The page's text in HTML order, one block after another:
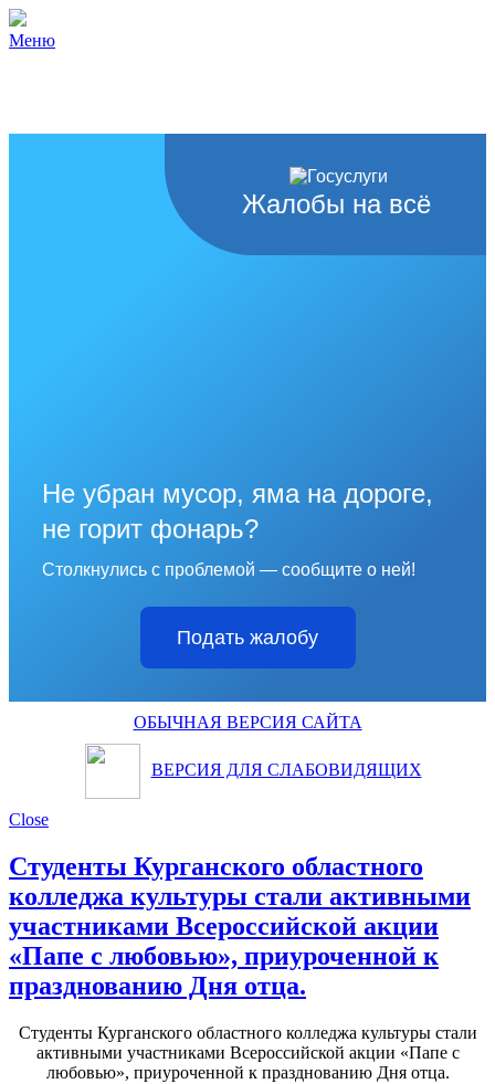
Меню
Жалобы на всё
Не убран мусор, яма на дороге,
не горит фонарь?
Столкнулись с проблемой — сообщите о ней!
Подать жалобу
ОБЫЧНАЯ ВЕРСИЯ САЙТА
ВЕРСИЯ ДЛЯ СЛАБОВИДЯЩИХ
Close
Студенты Курганского областного
колледжа культуры стали активными
участниками Всероссийской акции
«Папе с любовью», приуроченной к
празднованию Дня отца.
Студенты Курганского областного колледжа культуры стали
активными участниками Всероссийской акции «Папе с
любовью», приуроченной к празднованию Дня отца.